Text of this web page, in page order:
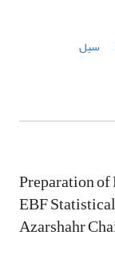
سیل
Preparation
EBF
Azarshahr